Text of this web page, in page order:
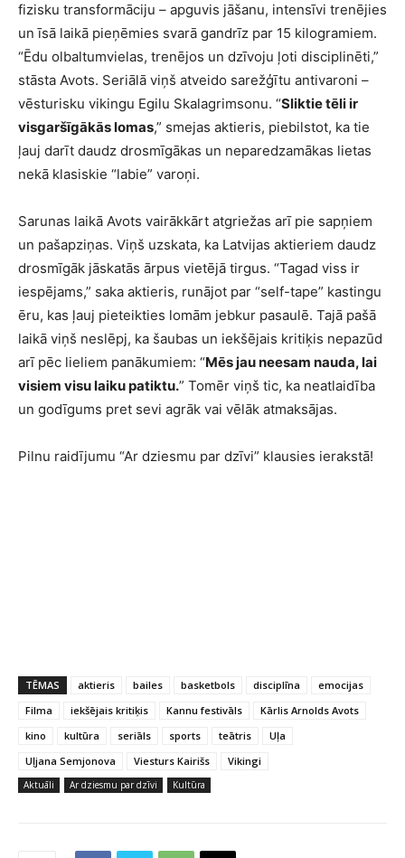
fizisku transformāciju – apguvis jāšanu, intensīvi trenējies
un īsā laikā pieņēmies svarā gandrīz par 15 kilogramiem.
“Ēdu olbaltumvielas, trenējos un dzīvoju ļoti disciplinēti,”
stāsta Avots. Seriālā viņš atveido sarežģītu antivaroni –
vēsturisku vikingu Egilu Skalagrimsonu. “Sliktie tēli ir
visgaršīgākās lomas,” smejas aktieris, piebilstot, ka tie
ļauj darīt daudz drosmīgākas un neparedzamākas lietas
nekā klasiskie “labie” varoņi.
Sarunas laikā Avots vairākkārt atgriežas arī pie sapņiem
un pašapziņas. Viņš uzskata, ka Latvijas aktieriem daudz
drosmīgāk jāskatās ārpus vietējā tirgus. “Tagad viss ir
iespējams,” saka aktieris, runājot par “self-tape” kastingu
ēru, kas ļauj pieteikties lomām jebkur pasaulē. Tajā pašā
laikā viņš neslēpj, ka šaubas un iekšējais kritiķis nepazūd
arī pēc lieliem panākumiem: “Mēs jau neesam nauda, lai
visiem visu laiku patiktu.” Tomēr viņš tic, ka neatlaidība
un godīgums pret sevi agrāk vai vēlāk atmaksājas.
Pilnu raidījumu “Ar dziesmu par dzīvi” klausies ierakstā!
TĒMAS aktieris bailes basketbols disciplīna
emocijas
Filma
iekšējais kritiķis Kannu festivāls
Kārlis Arnolds Avots
kino
kultūra seriāls sports teātris
Uļa
Uļjana Semjonova
Viesturs Kairišs Vikingi
Aktuāli Ar dziesmu par dzīvi Kultūra